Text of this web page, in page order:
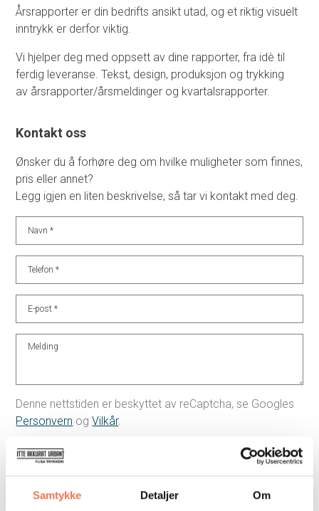
Samtykke Detaljer Om
Årsrapporter er din bedrifts ansikt utad, og et riktig visuelt
inntrykk er derfor viktig.
Vi hjelper deg med oppsett av dine rapporter, fra idè til
ferdig leveranse. Tekst, design, produksjon og trykking
av årsrapporter/årsmeldinger og kvartalsrapporter.
Kontakt oss
Ønsker du å forhøre deg om hvilke muligheter som finnes,
pris eller annet?
Legg igjen en liten beskrivelse, så tar vi kontakt med deg.
Denne nettstiden er beskyttet av reCaptcha, se Googles
Personvern ogVilkår.
Tilbake